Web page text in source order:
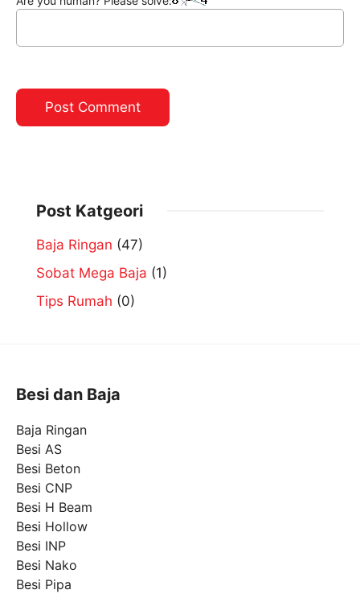
Post Katgeori
Baja Ringan (47)
Sobat Mega Baja (1)
Tips Rumah (0)
Besi dan Baja
Baja Ringan
Besi AS
Besi Beton
Besi CNP
Besi H Beam
Besi Hollow
Besi INP
Besi Nako
Besi Pipa